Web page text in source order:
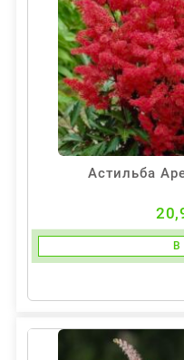
Астильба
В